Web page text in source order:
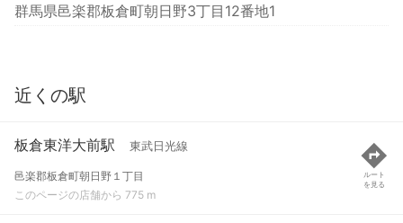
群馬県邑楽郡板倉町朝日野3丁目12番地1
近くの駅
板倉東洋大前駅 東武日光線
邑楽郡板倉町朝日野１丁目
このページの店舗から 775 m
ルート
を見る